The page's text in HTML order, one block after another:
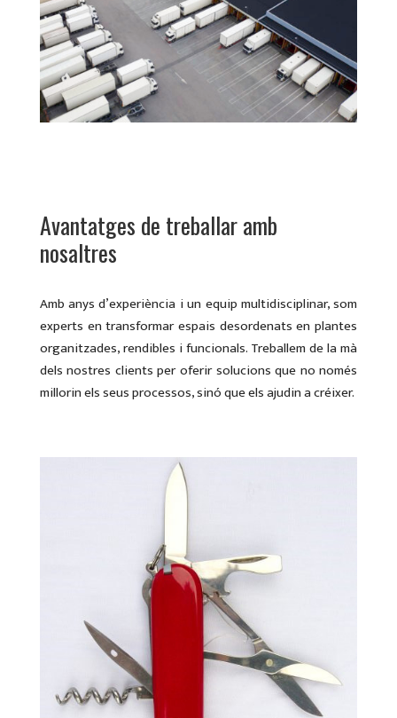
Avantatges de treballar amb
nosaltres
Amb anys d’experiència i un equip multidisciplinar, som
experts en transformar espais desordenats en plantes
organitzades, rendibles i funcionals. Treballem de la mà
dels nostres clients per oferir solucions que no només
millorin els seus processos, sinó que els ajudin a créixer.